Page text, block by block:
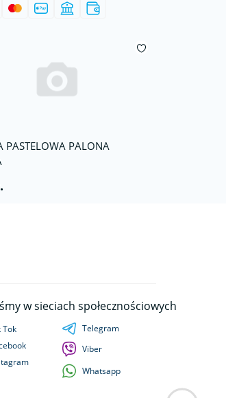
PASTELOWA PALONA
w sieciach społecznościowych
Tok
Telegram
Viber
Whatsapp